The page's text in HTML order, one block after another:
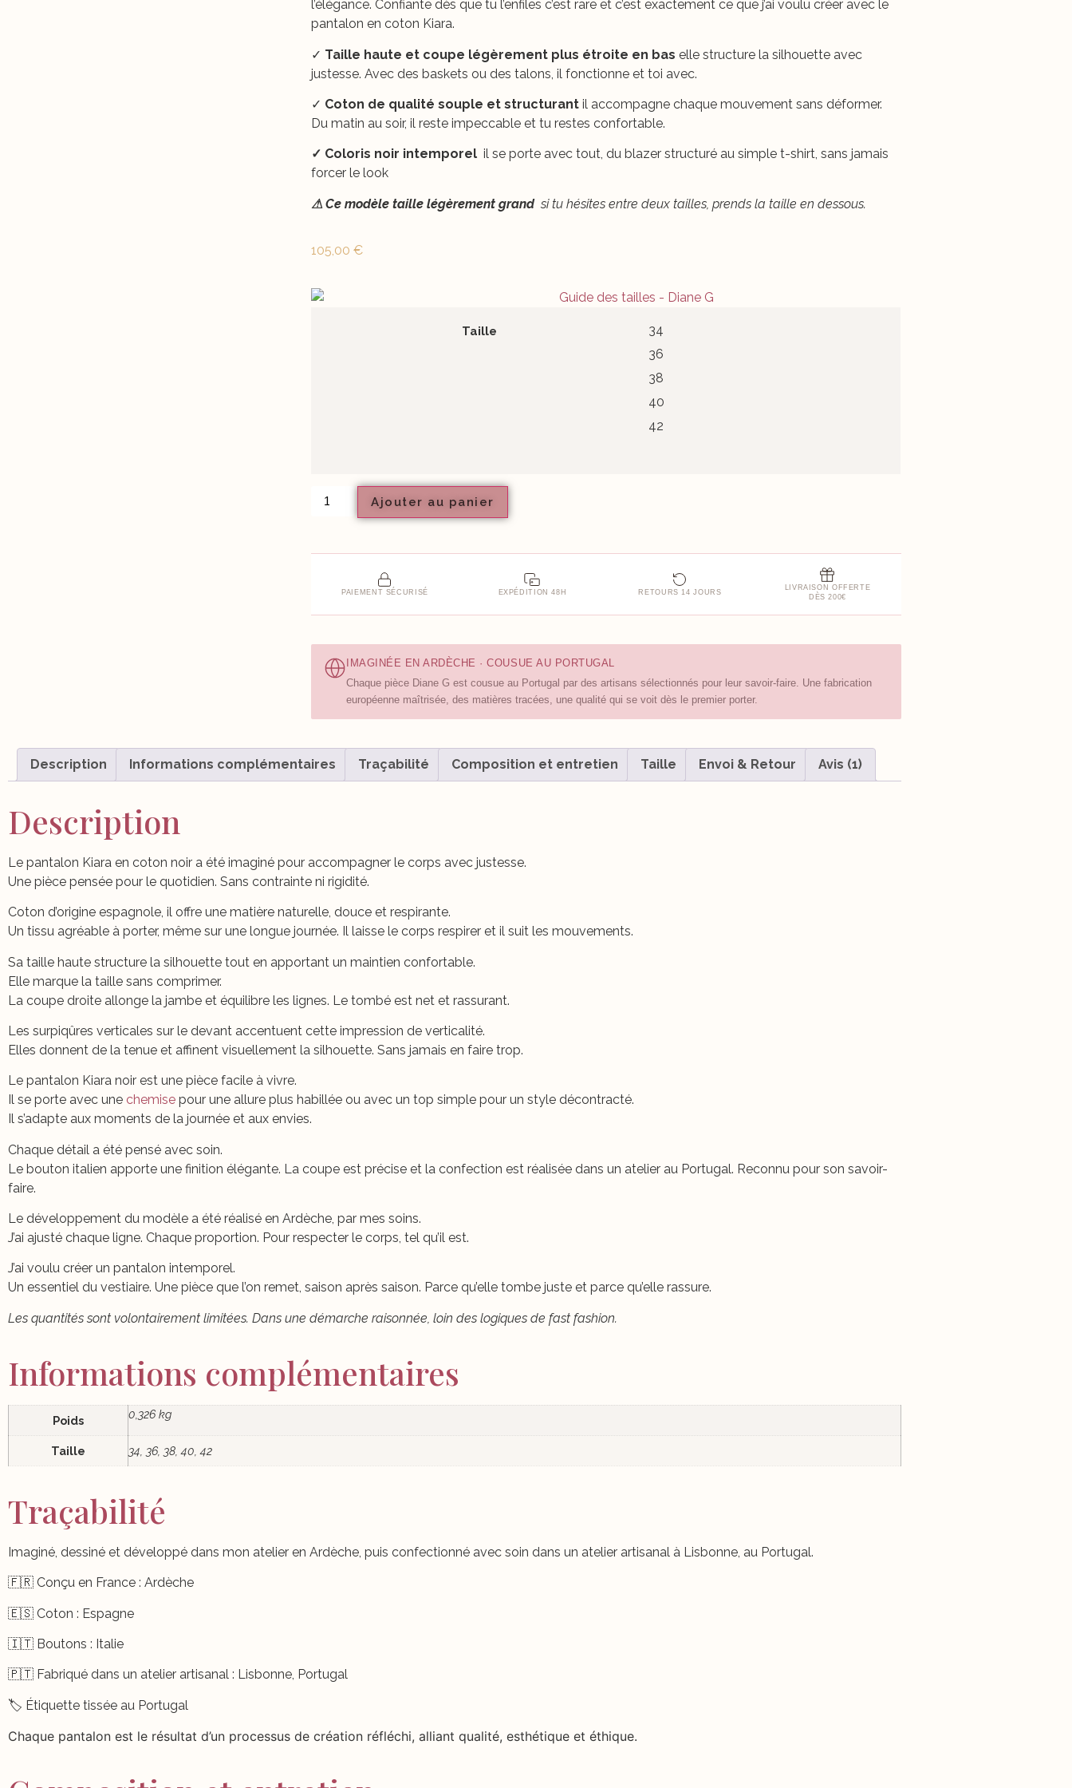
l’élégance. Confiante dès que tu l’enfiles c’est rare et c’est exactement ce que j’ai voulu créer avec le
pantalon en coton Kiara.
✓ Taille haute et coupe légèrement plus étroite en bas elle structure la silhouette avec
justesse. Avec des baskets ou des talons, il fonctionne et toi avec.
✓ Coton de qualité souple et structurantil accompagne chaque mouvement sans déformer.
Du matin au soir, il reste impeccable et tu restes confortable.
✓ Coloris noir intemporelil se porte avec tout, du blazer structuré au simple t-shirt, sans jamais
forcer le look
⚠ Ce modèle taille légèrement grandsi tu hésites entre deux tailles, prends la taille en dessous.
105,00 €
Taille
34
36
38
40
42
Ajouter au panier
PAIEMENT SÉCURISÉ EXPÉDITION 48H RETOURS 14 JOURS
LIVRAISON OFFERTE
DÈS 200€
IMAGINÉE EN ARDÈCHE · COUSUE AU PORTUGAL
Chaque pièce Diane G est cousue au Portugal par des artisans sélectionnés pour leur savoir-faire. Une fabrication
européenne maîtrisée, des matières tracées, une qualité qui se voit dès le premier porter.
Description Informations complémentaires Traçabilité Composition et entretien Taille Envoi & Retour Avis (1)
Description
Le pantalon Kiara en coton noir a été imaginé pour accompagner le corps avec justesse.
Une pièce pensée pour le quotidien. Sans contrainte ni rigidité.
Coton d’origine espagnole, il offre une matière naturelle, douce et respirante.
Un tissu agréable à porter, même sur une longue journée. Il laisse le corps respirer et il suit les mouvements.
Sa taille haute structure la silhouette tout en apportant un maintien confortable.
Elle marque la taille sans comprimer.
La coupe droite allonge la jambe et équilibre les lignes. Le tombé est net et rassurant.
Les surpiqûres verticales sur le devant accentuent cette impression de verticalité.
Elles donnent de la tenue et affinent visuellement la silhouette. Sans jamais en faire trop.
Le pantalon Kiara noir est une pièce facile à vivre.
Il se porte avec une chemise pour une allure plus habillée ou avec un top simple pour un style décontracté.
Il s’adapte aux moments de la journée et aux envies.
Chaque détail a été pensé avec soin.
Le bouton italien apporte une finition élégante. La coupe est précise et la confection est réalisée dans un atelier au Portugal. Reconnu pour son savoir-
faire.
Le développement du modèle a été réalisé en Ardèche, par mes soins.
J’ai ajusté chaque ligne. Chaque proportion. Pour respecter le corps, tel qu’il est.
J’ai voulu créer un pantalon intemporel.
Un essentiel du vestiaire. Une pièce que l’on remet, saison après saison. Parce qu’elle tombe juste et parce qu’elle rassure.
Les quantités sont volontairement limitées. Dans une démarche raisonnée, loin des logiques de fast fashion.
Informations complémentaires
Poids 0,326 kg
Taille 34, 36, 38, 40, 42
Traçabilité
Imaginé, dessiné et développé dans mon atelier en Ardèche, puis confectionné avec soin dans un atelier artisanal à Lisbonne, au Portugal.
🇫🇷 Conçu en France : Ardèche
🇪🇸 Coton : Espagne
🇮🇹 Boutons : Italie
🇵🇹 Fabriqué dans un atelier artisanal : Lisbonne, Portugal
🏷️ Étiquette tissée au Portugal
Chaque pantalon est le résultat d’un processus de création réfléchi, alliant qualité, esthétique et éthique.